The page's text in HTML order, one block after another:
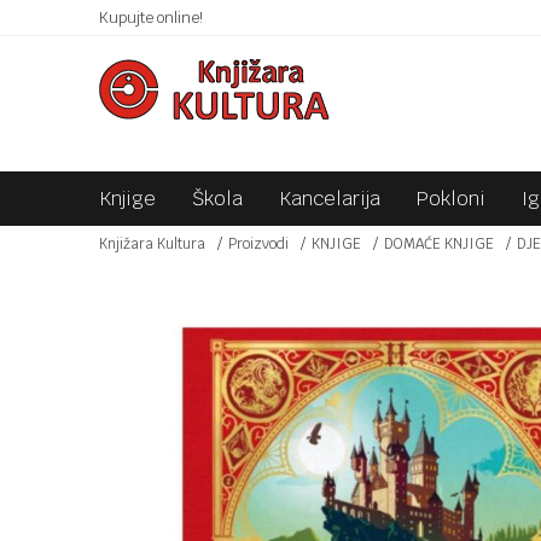
Kupujte online!SIGURNO PLAĆANJE PLATNIM KARTICAMA!
Knjige Škola Kancelarija Pokloni
Knjižara Kultura Proizvodi KNJIGE DOMAĆE KNJIGE